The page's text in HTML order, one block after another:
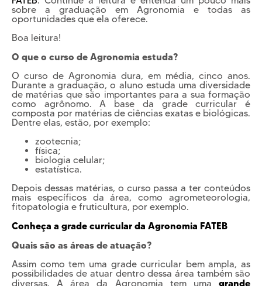
sobre a graduação em Agronomia e todas as
oportunidades que ela oferece.
Boa leitura!
O que o curso de Agronomia estuda?
O curso de Agronomia dura, em média, cinco anos.
Durante a graduação, o aluno estuda uma diversidade
de matérias que são importantes para a sua formação
como agrônomo. A base da grade curricular é
composta por matérias de ciências exatas e biológicas.
Dentre elas, estão, por exemplo:
zootecnia;
física;
biologia celular;
estatística.
Depois dessas matérias, o curso passa a ter conteúdos
mais específicos da área, como agrometeorologia,
fitopatologia e fruticultura, por exemplo.
Conheça a grade curricular da Agronomia FATEB
Quais são as áreas de atuação?
Assim como tem uma grade curricular bem ampla, as
possibilidades de atuar dentro dessa área também são
diversas. A área da Agronomia tem uma grande